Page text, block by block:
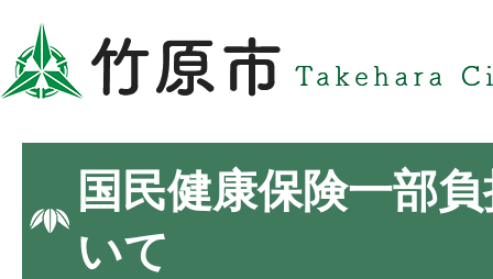
国民健康保険一部
いて